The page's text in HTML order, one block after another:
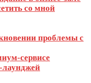
со мной
проблемы с
сервисе
лаунджей